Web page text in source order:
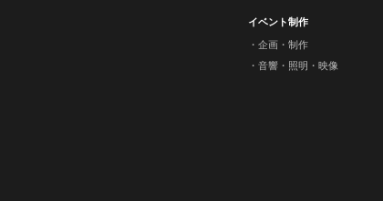
イベント制作
企画・制作
音響・照明・映像